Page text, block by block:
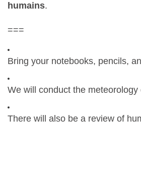
humains.
===
Bring your notebooks, pencils,
We will conduct the meteorology
There will also be a review of